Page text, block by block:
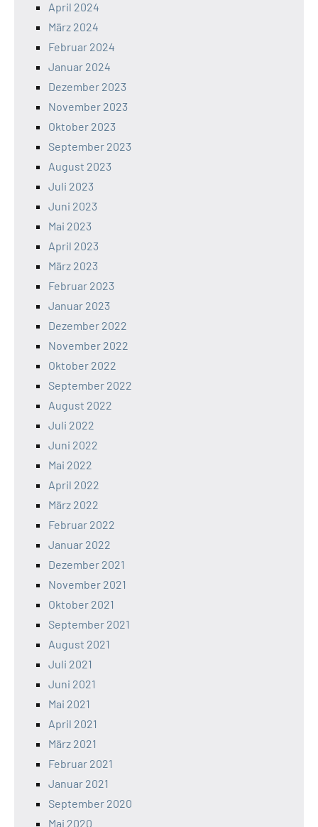
April 2024
März 2024
Februar 2024
Januar 2024
Dezember 2023
November 2023
Oktober 2023
September 2023
August 2023
Juli 2023
Juni 2023
Mai 2023
April 2023
März 2023
Februar 2023
Januar 2023
Dezember 2022
November 2022
Oktober 2022
September 2022
August 2022
Juli 2022
Juni 2022
Mai 2022
April 2022
März 2022
Februar 2022
Januar 2022
Dezember 2021
November 2021
Oktober 2021
September 2021
August 2021
Juli 2021
Juni 2021
Mai 2021
April 2021
März 2021
Februar 2021
Januar 2021
September 2020
Mai 2020